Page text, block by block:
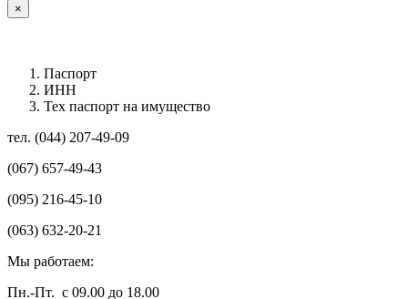
×
Паспорт
ИНН
Тех паспорт на имущество
тел. (044) 207-49-09
(067) 657-49-43
(095) 216-45-10
(063) 632-20-21
Мы работаем:
Пн.-Пт. с 09.00 до 18.00